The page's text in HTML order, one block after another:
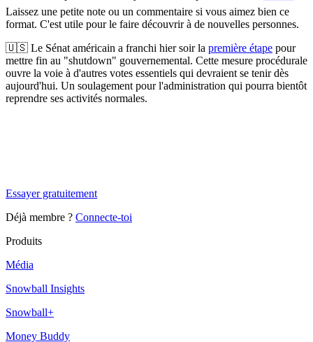
Laissez une petite note ou un commentaire si vous aimez bien ce
format. C'est utile pour le faire découvrir à de nouvelles personnes.
🇺🇸 Le Sénat américain a franchi hier soir la première étape pour
mettre fin au "shutdown" gouvernemental. Cette mesure procédurale
ouvre la voie à d'autres votes essentiels qui devraient se tenir dès
aujourd'hui. Un soulagement pour l'administration qui pourra bientôt
reprendre ses activités normales.
Essayer gratuitement
Déjà membre ? Connecte-toi
Produits
Média
Snowball Insights
Snowball+
Money Buddy